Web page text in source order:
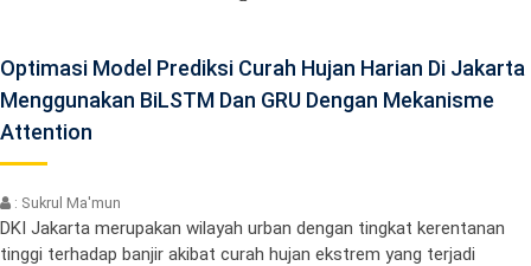
Optimasi Model Prediksi Curah Hujan Harian Di Jakarta
Menggunakan BiLSTM Dan GRU Dengan Mekanisme
Attention
: Sukrul Ma'mun
DKI Jakarta merupakan wilayah urban dengan tingkat kerentanan
tinggi terhadap banjir akibat curah hujan ekstrem yang terjadi